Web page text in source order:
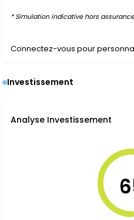
* Simulation indicative hors
Connectez-vous pour
Investissement
Analyse Investissement